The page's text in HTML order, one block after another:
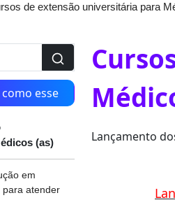
de extensão universitária para
esse
(as)
em
para atender
Lançamento